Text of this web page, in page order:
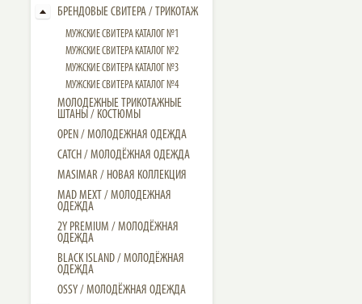
БРЕНДОВЫЕ СВИТЕРА / ТРИКОТАЖ
МУЖСКИЕ СВИТЕРА КАТАЛОГ №1
МУЖСКИЕ СВИТЕРА КАТАЛОГ №2
МУЖСКИЕ СВИТЕРА КАТАЛОГ №3
МУЖСКИЕ СВИТЕРА КАТАЛОГ №4
МОЛОДЕЖНЫЕ ТРИКОТАЖНЫЕ
ШТАНЫ / КОСТЮМЫ
OPEN / МОЛОДЕЖНАЯ ОДЕЖДА
CATCH / МОЛОДЁЖНАЯ ОДЕЖДА
MASIMAR / НОВАЯ КОЛЛЕКЦИЯ
MAD MEXT / МОЛОДЕЖНАЯ
ОДЕЖДА
2Y PREMIUM / МОЛОДЁЖНАЯ
ОДЕЖДА
BLACK ISLAND / МОЛОДЁЖНАЯ
ОДЕЖДА
OSSY / МОЛОДЁЖНАЯ ОДЕЖДА